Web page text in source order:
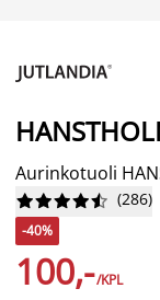
Aurinkotuoli





 (286)
-40%
100,-/KPL